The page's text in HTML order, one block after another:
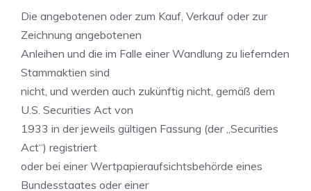
Die angebotenen oder zum Kauf, Verkauf oder zur
Zeichnung angebotenen
Anleihen und die im Falle einer Wandlung zu liefernden
Stammaktien sind
nicht, und werden auch zukünftig nicht, gemäß dem
U.S. Securities Act von
1933 in der jeweils gültigen Fassung (der „Securities
Act“) registriert
oder bei einer Wertpapieraufsichtsbehörde eines
Bundesstaates oder einer